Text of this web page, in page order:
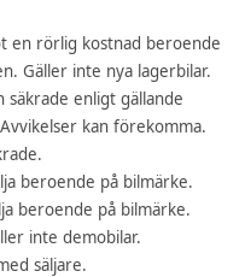
en rörlig kostnad beroende
Gäller inte nya lagerbilar.
säkrade enligt gällande
kan förekomma.
beroende på bilmärke.
beroende på bilmärke.
inte demobilar.
säljare.